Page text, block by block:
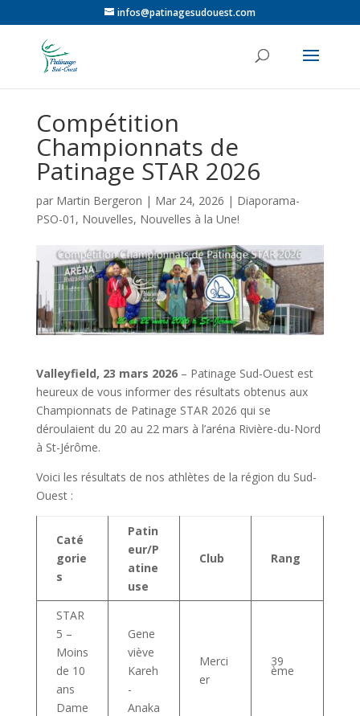
infos@patinagesudouest.com
Compétition
Championnats de
Patinage STAR 2026
par Martin Bergeron | Mar 24, 2026 | Diaporama-
PSO-01 , Nouvelles, Nouvelles à la Une!
Valleyfield, 23 mars 2026– Patinage Sud-Ouest est
heureux de vous informer des résultats obtenus aux
Championnats de Patinage STAR 2026 qui se
déroulaient du 20 au 22 mars à l’aréna Rivière-du-Nord
à St-Jérôme.
Voici les résultats de nos athlètes de la région du Sud-
Ouest :
Caté
gorie
s
Patin
eur/P
atine
use
Club Rang
STAR
5 –
Moins
de 10
ans
Dame
Gene
viève
Kareh
-
Anaka
Merci
er
39
ème